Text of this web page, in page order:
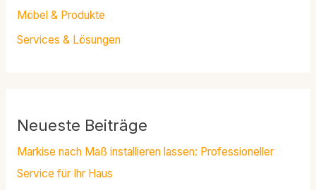
Möbel & Produkte
Services & Lösungen
Neueste Beiträge
Markise nach Maß installieren lassen: Professioneller
Service für Ihr Haus